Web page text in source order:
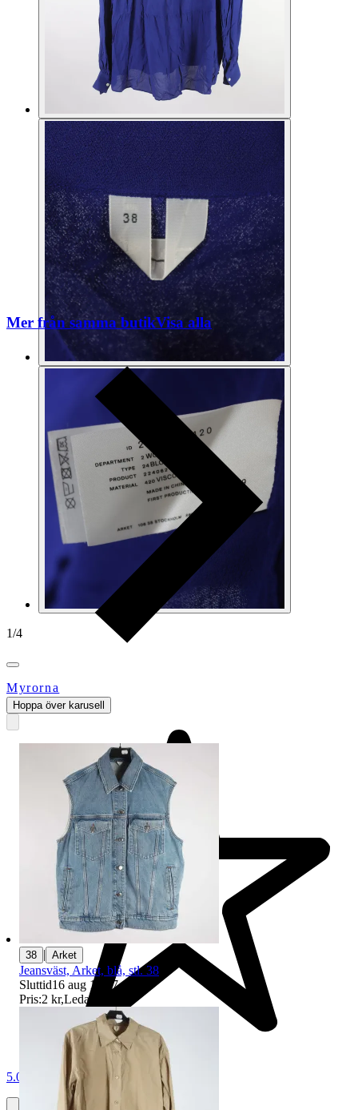
1/4
Myrorna
5.0
Mer från samma butikVisa alla
Hoppa över karusell
38 | Arket
Jeansväst, Arket, blå, stl. 38
Sluttid16 aug 19:07.
Pris:2 kr,Ledande bud